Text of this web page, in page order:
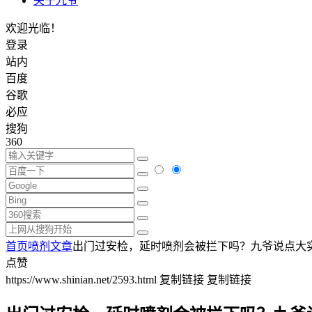
欢迎光临！
登录
站内
百度
谷歌
必应
搜狗
360
首页喷剂文章出门过安检，延时喷剂会被拦下吗？九爷说点大
点赞
https://www.shinian.net/2593.html 复制链接 复制链接